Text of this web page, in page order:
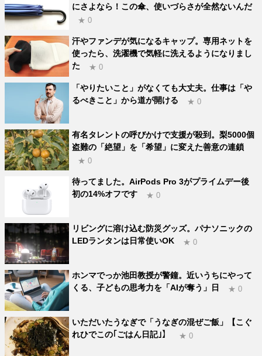
にさよなら！この傘、使いづらさが全然ないんだ
★ 0
汗やファンデが気になるキャップ。専用ネットを
使ったら、洗濯機で気軽に洗えるようになりまし
た
★ 0
「やりたいこと」がなくても大丈夫。仕事は「や
るべきこと」から道が開ける
★ 0
有名タレントの呼びかけで支援が殺到。梨5000個
盗難の「絶望」を「希望」に変えた善意の連鎖
★ 0
待ってました。AirPods Pro 3がプライムデー後
初の14%オフです
★ 0
リビングに溶け込む防災グッズ。パナソニックの
LEDランタンは日常使いOK
★ 0
ホンマでっか池田教授が警鐘。近いうちにやって
くる、子どもの思考力を「AIが奪う」日
★ 0
いただいたうなぎで「うなぎの混ぜご飯」【こぐ
れひでこの｢ごはん日記｣】
★ 0